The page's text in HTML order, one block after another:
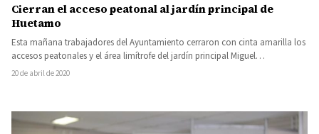
Cierran el acceso peatonal al jardín principal de
Huetamo
Esta mañana trabajadores del Ayuntamiento cerraron con cinta amarilla los
accesos peatonales y el área limítrofe del jardín principal Miguel…
20 de abril de 2020